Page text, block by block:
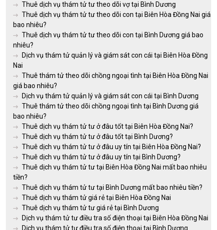
Thuê dịch vụ thám tử tư theo dõi vợ tại Bình Dương
Thuê dịch vụ thám tử tư theo dõi con tại Biên Hòa Đồng Nai giá
bao nhiêu?
Thuê dịch vụ thám tử tư theo dõi con tại Bình Dương giá bao
nhiêu?
Dịch vụ thám tử quản lý và giám sát con cái tại Biên Hòa Đồng
Nai
Thuê thám tử theo dõi chồng ngoại tình tại Biên Hòa Đồng Nai
giá bao nhiêu?
Dịch vụ thám tử quản lý và giám sát con cái tại Bình Dương
Thuê thám tử theo dõi chồng ngoại tình tại Bình Dương giá
bao nhiêu?
Thuê dịch vụ thám tử tư ở đâu tốt tại Biên Hòa Đồng Nai?
Thuê dịch vụ thám tử tư ở đâu tốt tại Bình Dương?
Thuê dịch vụ thám tử tư ở đâu uy tín tại Biên Hòa Đồng Nai?
Thuê dịch vụ thám tử tư ở đâu uy tín tại Bình Dương?
Thuê dịch vụ thám tử tư tại Biên Hòa Đồng Nai mất bao nhiêu
tiền?
Thuê dịch vụ thám tử tư tại Bình Dương mất bao nhiêu tiền?
Thuê dịch vụ thám tử giá rẻ tại Biên Hòa Đồng Nai
Thuê dịch vụ thám tử tư giá rẻ tại Bình Dương
Dịch vụ thám tử tư điều tra số điện thoại tại Biên Hòa Đồng Nai
Dịch vụ thám tử tư điều tra số điện thoại tại Bình Dương